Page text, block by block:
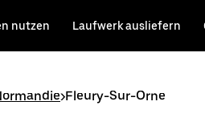
nutzen Laufwerk ausliefern
>Fleury-Sur-Orne